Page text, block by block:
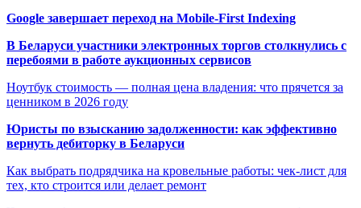
Google завершает переход на Mobile-First Indexing
В Беларуси участники электронных торгов столкнулись с
перебоями в работе аукционных сервисов
Ноутбук стоимость — полная цена владения: что прячется за
ценником в 2026 году
Юристы по взысканию задолженности: как эффективно
вернуть дебиторку в Беларуси
Как выбрать подрядчика на кровельные работы: чек-лист для
тех, кто строится или делает ремонт